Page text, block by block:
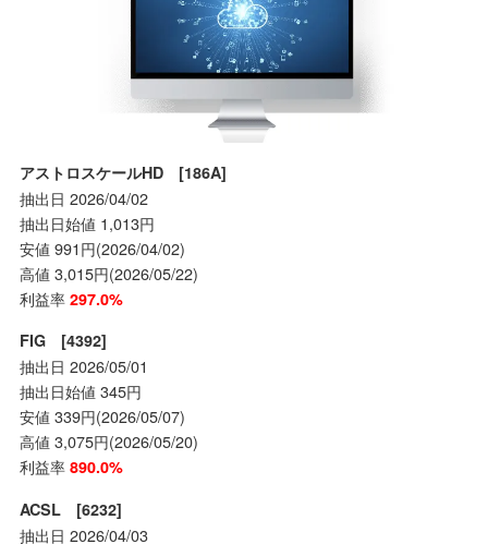
アストロスケールHD [186A]
抽出日 2026/04/02
抽出日始値 1,013円
安値 991円(2026/04/02)
高値 3,015円(2026/05/22)
利益率 297.0%
FIG [4392]
抽出日 2026/05/01
抽出日始値 345円
安値 339円(2026/05/07)
高値 3,075円(2026/05/20)
利益率 890.0%
ACSL [6232]
抽出日 2026/04/03